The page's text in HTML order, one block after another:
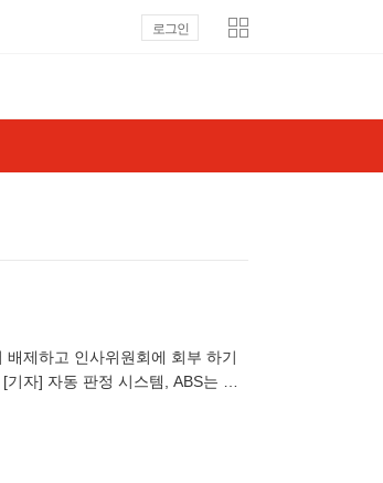
로그인
제하고 인사위원회에 회부 하기
자] 자동 판정 시스템, ABS는 스